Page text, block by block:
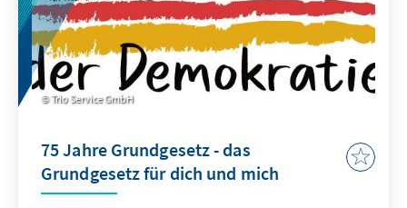
Trio Service GmbH
75 Jahre Grundgesetz - das
Grundgesetz für dich und mich